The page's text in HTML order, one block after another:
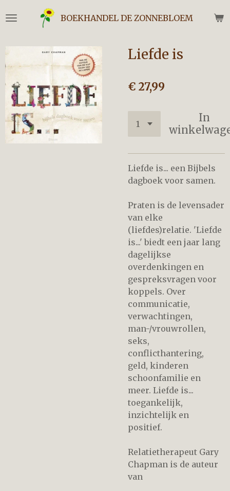
direct
BOEKHANDEL DE ZONNEBLOEM
Liefde is
€ 27,99
In
Liefde is... een Bijbels
dagboek voor samen.
Praten is de levensader
van elke
(liefdes)relatie. 'Liefde
is...' biedt een jaar lang
dagelijkse
overdenkingen en
gespreksvragen voor
koppels. Over
communicatie,
verwachtingen,
man-/vrouwrollen,
seks,
conflicthantering,
geld, kinderen
schoonfamilie en
meer. Liefde is...
toegankelijk,
inzichtelijk en
positief.
Relatietherapeut Gary
Chapman is de auteur
van